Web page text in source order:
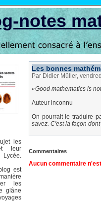
notes
les
leur
est
les
glâne
Les bonnes
Par Didier Müller,
Good mathematics is
Auteur inconnu
On pourrait le traduire
savez. C'est la façon
Commentaires
Aucun commentaire